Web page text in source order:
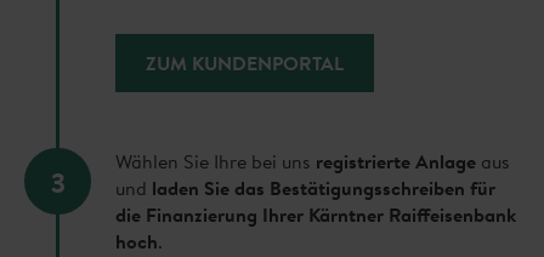
ZUM KUNDENPORTAL
3
Wählen Sie Ihre bei uns registrierte Anlage aus
und laden Sie das Bestätigungsschreiben für
die Finanzierung Ihrer Kärntner Raiffeisenbank
hoch.